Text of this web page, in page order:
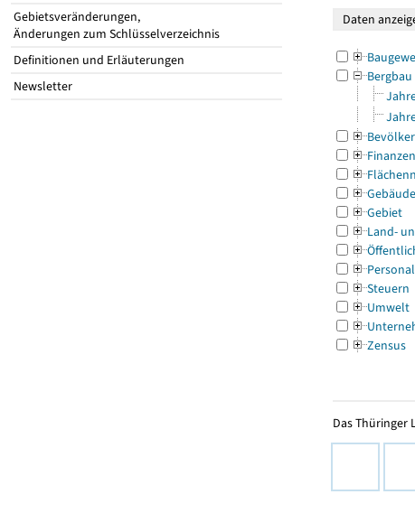
Gebietsveränderungen,
Änderungen zum Schlüsselverzeichnis
Definitionen und Erläuterungen
Newsletter
Gebiet
Land-
Steuern
Umwelt
Zensus
Das Thüringer